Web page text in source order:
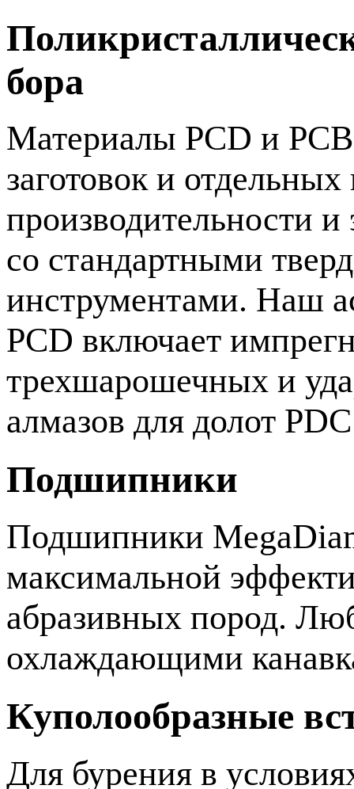
бора
Материалы PCD и
заготовок и
производительности
со стандартными
инструментами. Наш
PCD включает
трехшарошечных и
алмазов для долот
Подшипники
Подшипники
максимальной
абразивных пород.
охлаждающими
Куполообразные
Для бурения в